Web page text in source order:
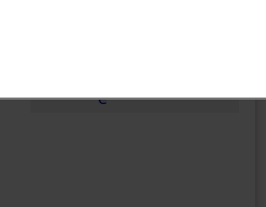
e